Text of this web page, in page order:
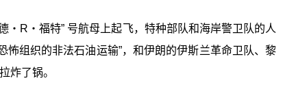
R・福特” 号航母上起飞，特种部队和海岸警卫队的人
组织的非法石油运输”，和伊朗的伊斯兰革命卫队、黎
炸了锅。